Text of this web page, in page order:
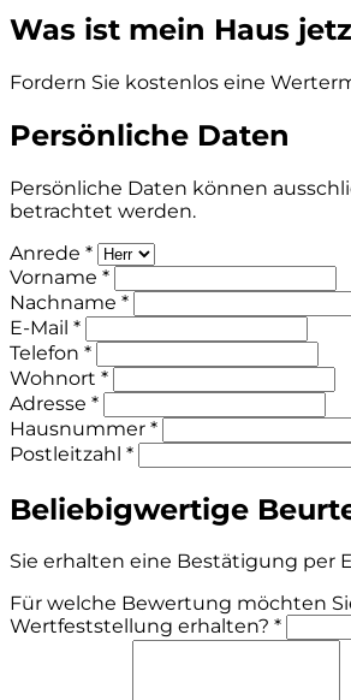
Was ist mein Haus
Fordern Sie kostenlos eine
Persönliche Daten
Persönliche Daten können
betrachtet werden.
Anrede *
Vorname *
Nachname *
E-Mail *
Telefon *
Wohnort *
Adresse *
Hausnummer *
Postleitzahl *
Beliebigwertige
Sie erhalten eine Bestätigung per
Für welche Bewertung möchten
Wertfeststellung erhalten? *